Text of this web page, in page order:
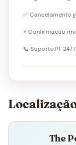
✅ Cancelamento
⚡ Confirmação
📞 Suporte PT 24/7
The